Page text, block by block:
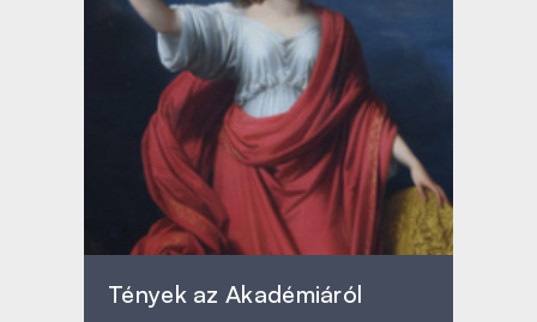
Tények az Akadémiáról